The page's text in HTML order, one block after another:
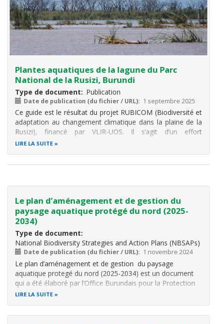
Plantes aquatiques de la lagune du Parc
National de la Rusizi, Burundi
Type de document Publication
Date de publication (du fichier / URL) 1 septembre 2025
Ce guide est le résultat du projet RUBICOM (Biodiversité et
adaptation au changement climatique dans la plaine de la
Rusizi), financé par VLIR-UOS. Il s’agit d’un effort
collaboratif entre l’Université d’Anvers, l’Université du
LIRE LA SUITE
Le plan d’aménagement et de gestion du
paysage aquatique protégé du nord (2025-
2034)
Type de document
National Biodiversity Strategies and Action Plans (NBSAPs)
Date de publication (du fichier / URL) 1 novembre 2024
Le plan d’aménagement et de gestion du paysage
aquatique protegé du nord (2025-2034) est un document
qui a été élaboré par l’Office Burundais pour la Protection
de l’Environnement (OBPE) et financé par l’Union
LIRE LA SUITE